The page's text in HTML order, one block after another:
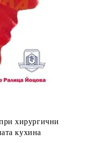
хирургични
кухина